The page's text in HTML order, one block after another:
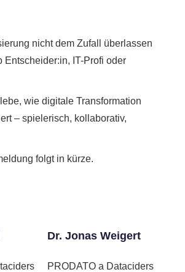
nicht dem Zufall überlassen
Entscheider:in, IT-Profi oder
wie digitale Transformation
– spielerisch, kollaborativ,
folgt in kürze.
Dr. Jonas Weigert
PRODATO a Dataciders